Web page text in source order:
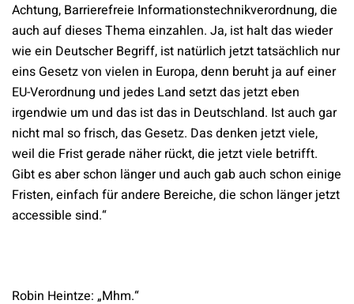
Achtung, Barrierefreie Informationstechnikverordnung, die
auch auf dieses Thema einzahlen. Ja, ist halt das wieder
wie ein Deutscher Begriff, ist natürlich jetzt tatsächlich nur
eins Gesetz von vielen in Europa, denn beruht ja auf einer
EU-Verordnung und jedes Land setzt das jetzt eben
irgendwie um und das ist das in Deutschland. Ist auch gar
nicht mal so frisch, das Gesetz. Das denken jetzt viele,
weil die Frist gerade näher rückt, die jetzt viele betrifft.
Gibt es aber schon länger und auch gab auch schon einige
Fristen, einfach für andere Bereiche, die schon länger jetzt
accessible sind.“
Robin Heintze: „Mhm.“